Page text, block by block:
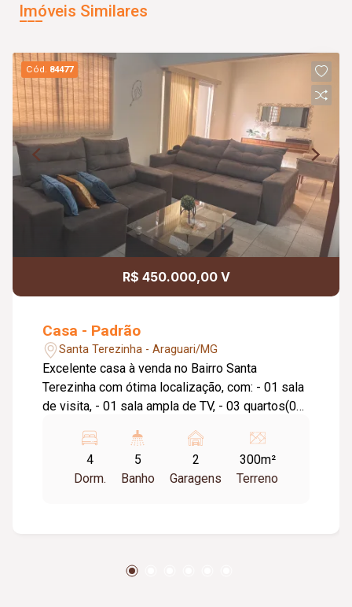
Imóveis Similares
Cód. 84477
R$ 450.000,00 V
Casa - Padrão
Santa Terezinha - Araguari/MG
Excelente casa à venda no Bairro Santa
Terezinha com ótima localização, com: - 01 sala
de visita, - 01 sala ampla de TV, - 03 quartos(02
área gourmet com churrasqueira, balcão, pia com
armário, cooktop e banheiro, - 01 quarto no
fundo da casa(suíte), - 01 área de serviço
4
Dorm.
5
Banho
2
Garagens
300m²
Terreno